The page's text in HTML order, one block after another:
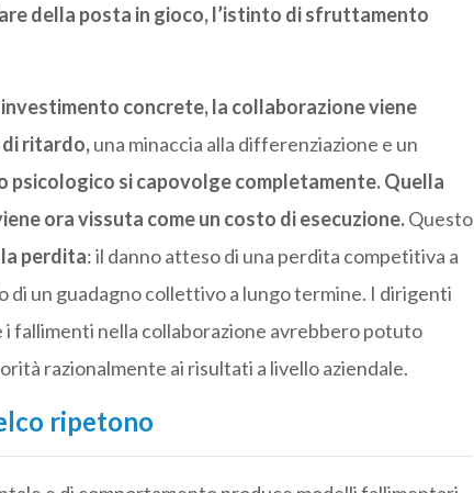
della posta in gioco, l’istinto di sfruttamento
concrete, la collaborazione viene
ritardo,una minaccia alla differenziazione e un
psicologico si capovolge completamente. Quella
ora vissuta come un costo di esecuzione.Questo
perdita: il danno atteso di una perdita competitiva a
un guadagno collettivo a lungo termine. I dirigenti
fallimenti nella collaborazione avrebbero potuto
razionalmente ai risultati a livello aziendale.
ripetono